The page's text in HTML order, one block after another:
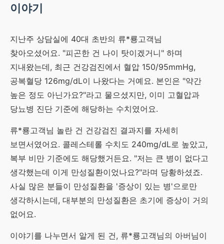
이야기
지난주 상담실에 40대 초반의 류*룡고객님
찾아오셨어요. "피곤한 건 나이 탓이겠거니" 하며
지내왔는데, 최근 건강검진에서 혈압 150/95mmHg,
공복혈당 126mg/dL이 나왔다는 거예요. 본인은 "약간
높은 정도 아닌가요?"라고 물으셨지만, 이미 고혈압과
당뇨병 진단 기준에 해당하는 수치였어요.
류*룡고객님 놀란 건 건강검진 결과지를 자세히
보면서였어요. 콜레스테롤 수치도 240mg/dL로 높았고,
복부 비만 기준에도 해당했거든요. "저는 큰 병이 없다고
생각했는데 이게 만성질환이었나요?"라며 당황하셨죠.
사실 많은 분들이 만성질환을 '증상이 있는 병'으로만
생각하시는데, 대부분의 만성질환은 초기에 증상이 거의
없어요.
이야기를 나누면서 알게 된 건, 류*룡고객님의 아버님이